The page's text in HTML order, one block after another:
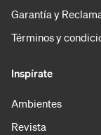
Garantía y
Términos y
Inspírate
Ambientes
Revista